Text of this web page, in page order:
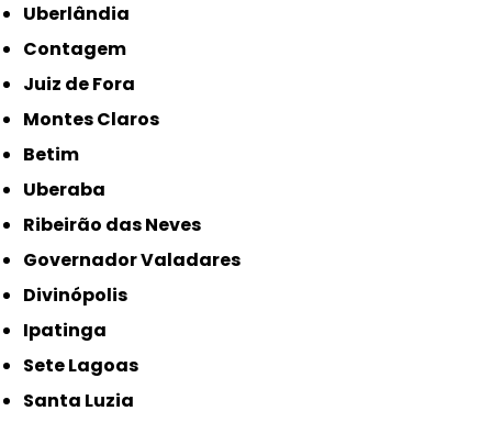
Uberlândia
Contagem
Juiz de Fora
Montes Claros
Betim
Uberaba
Ribeirão das Neves
Governador Valadares
Divinópolis
Ipatinga
Sete Lagoas
Santa Luzia